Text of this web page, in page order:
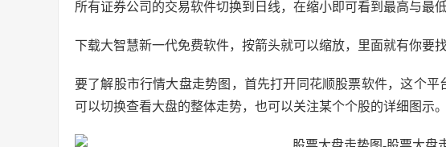
所有证券公司的交易软件切换到日线，在缩小即可看到最高与最低
下载大智慧新一代免费软件，按箭头就可以缩放，里面就有你要
要了解股市行情大盘走势图，首先打开同花顺股票软件，这个
可以切换查看大盘的整体走势，也可以关注某个个股的详细图示。